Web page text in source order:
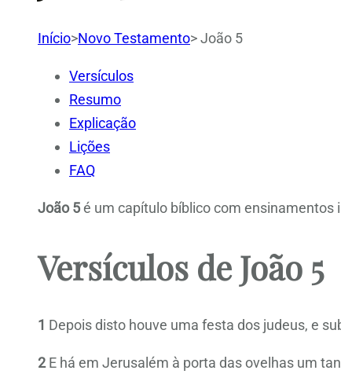
Início>Novo Testamento>João 5
Versículos
Resumo
Explicação
Lições
FAQ
João 5é um capítulo bíblico com
Versículos de João 5
1 Depois disto houve uma festa dos judeus, e
2E há em Jerusalém à porta das ovelhas um